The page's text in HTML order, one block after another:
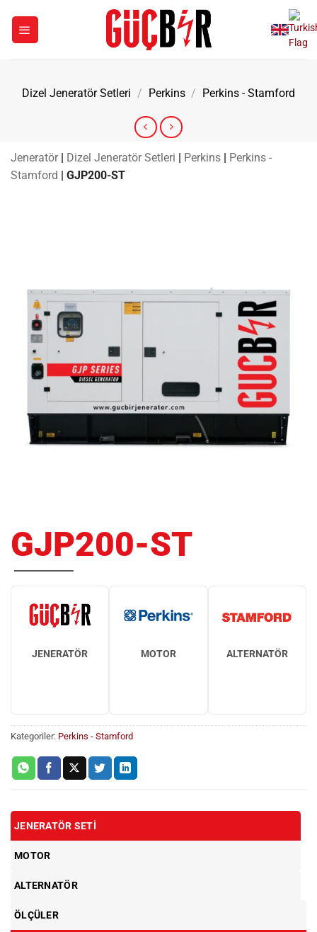
Dizel Jeneratör Setleri / Perkins / Perkins - Stamford
Jeneratör | Dizel Jeneratör Setleri | Perkins | Perkins -
Stamford | GJP200-ST
GJP200-ST
JENERATÖR MOTOR ALTERNATÖR
Kategoriler: Perkins - Stamford
JENERATÖR SETI
MOTOR
ALTERNATÖR
ÖLÇÜLER